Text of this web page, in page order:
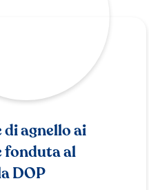
agnello ai
fonduta al
DOP